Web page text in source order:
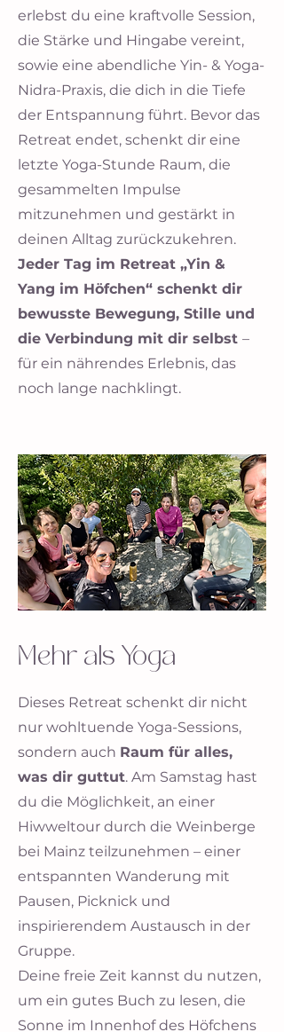
erlebst du eine kraftvolle Session,
die Stärke und Hingabe vereint,
sowie eine abendliche Yin- & Yoga-
Nidra-Praxis, die dich in die Tiefe
der Entspannung führt. Bevor das
Retreat endet, schenkt dir eine
letzte Yoga-Stunde Raum, die
gesammelten Impulse
mitzunehmen und gestärkt in
deinen Alltag zurückzukehren.
Jeder Tag im Retreat „Yin &
Yang im Höfchen“ schenkt dir
bewusste Bewegung, Stille und
die Verbindung mit dir selbst –
für ein nährendes Erlebnis, das
noch lange nachklingt.
Mehr als Yoga
Dieses Retreat schenkt dir nicht
nur wohltuende Yoga-Sessions,
sondern auch Raum für alles,
was dir guttut. Am Samstag hast
du die Möglichkeit, an einer
Hiwweltour durch die Weinberge
bei Mainz teilzunehmen – einer
entspannten Wanderung mit
Pausen, Picknick und
inspirierendem Austausch in der
Gruppe.
Deine freie Zeit kannst du nutzen,
um ein gutes Buch zu lesen, die
Sonne im Innenhof des Höfchens